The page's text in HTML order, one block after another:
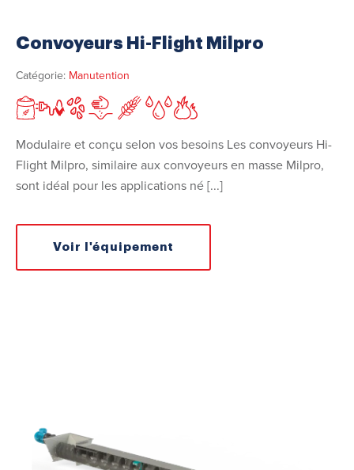
Convoyeurs Hi-Flight Milpro
Catégorie: Manutention
Modulaire et conçu selon vos besoins Les convoyeurs Hi-
Flight Milpro, similaire aux convoyeurs en masse Milpro,
sont idéal pour les applications né [...]
Voir l'équipement